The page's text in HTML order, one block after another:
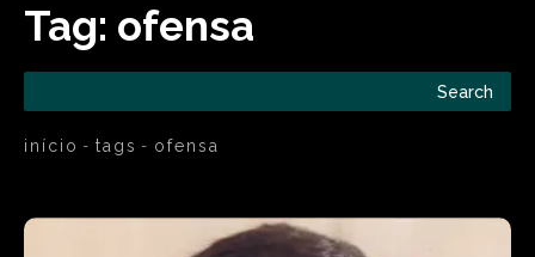
Tag: ofensa
Search
início tags ofensa